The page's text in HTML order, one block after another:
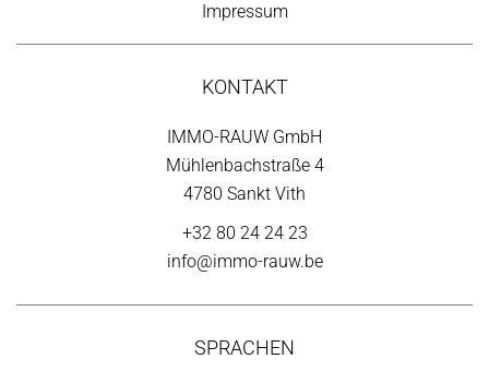
Impressum
KONTAKT
IMMO-RAUW GmbH
Mühlenbachstraße 4
4780 Sankt Vith
+32 80 24 24 23
info@immo-rauw.be
SPRACHEN